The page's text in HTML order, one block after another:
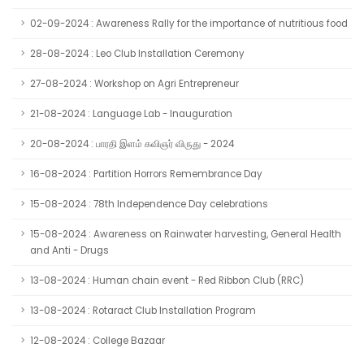
02-09-2024 : Awareness Rally for the importance of nutritious food
28-08-2024 : Leo Club Installation Ceremony
27-08-2024 : Workshop on Agri Entrepreneur
21-08-2024 : Language Lab - Inauguration
20-08-2024 : பாரதி இளம் கவிஞர் விருது - 2024
16-08-2024 : Partition Horrors Remembrance Day
15-08-2024 : 78th Independence Day celebrations
15-08-2024 : Awareness on Rainwater harvesting, General Health
and Anti - Drugs
13-08-2024 : Human chain event - Red Ribbon Club (RRC)
13-08-2024 : Rotaract Club Installation Program
12-08-2024 : College Bazaar